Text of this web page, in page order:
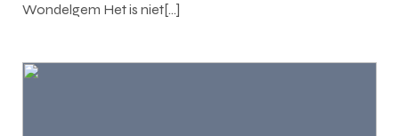
Wondelgem Het is niet[…]